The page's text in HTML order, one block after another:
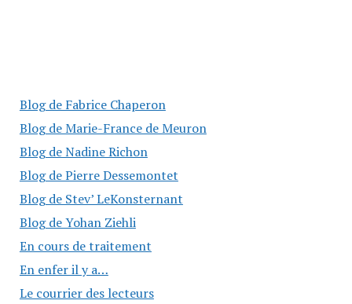
Blog de Fabrice Chaperon
Blog de Marie-France de Meuron
Blog de Nadine Richon
Blog de Pierre Dessemontet
Blog de Stev’ LeKonsternant
Blog de Yohan Ziehli
En cours de traitement
En enfer il y a…
Le courrier des lecteurs